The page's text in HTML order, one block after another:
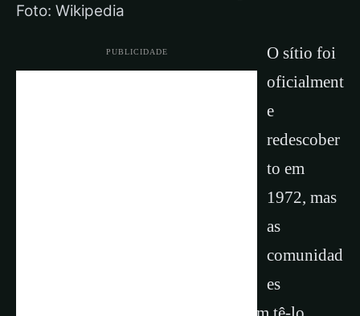
Foto: Wikipedia
PUBLICIDADE
O sítio foi
oficialment
e
redescober
to em
1972, mas
as
comunidad
es